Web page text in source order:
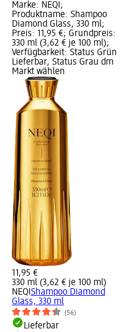
Marke: NEQI;
Produktname: Shampoo
Diamond Glass, 330 ml;
Preis: 11,95 €; Grundpreis:
330 ml (3,62 € je 100 ml);
Verfügbarkeit: Status Grün
Lieferbar, Status Grau dm
Markt wählen
11,95 €
330 ml (3,62 € je 100 ml)
NEQIShampoo Diamond
Glass, 330 ml
(56)
Lieferbar